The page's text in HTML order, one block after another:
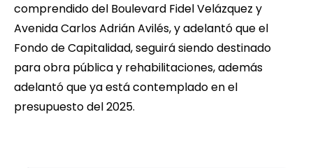
comprendido del Boulevard Fidel Velázquez y
Avenida Carlos Adrián Avilés, y adelantó que el
Fondo de Capitalidad, seguirá siendo destinado
para obra pública y rehabilitaciones, además
adelantó que ya está contemplado en el
presupuesto del 2025.